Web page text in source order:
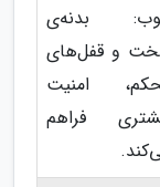
بدنه‌ی
و قفل‌های
امنیت
فراهم